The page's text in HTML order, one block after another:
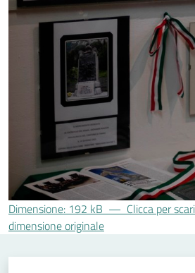
Cosa facciamo
Comunicazione
Concorsi
Istituti di
formazione
Dimensione: 192 kB — Clicca per
dimensione originale